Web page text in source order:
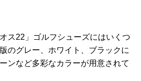
ス22」ゴルフシューズにはいくつ
のグレー、ホワイト、ブラックに
ンなど多彩なカラーが用意されて